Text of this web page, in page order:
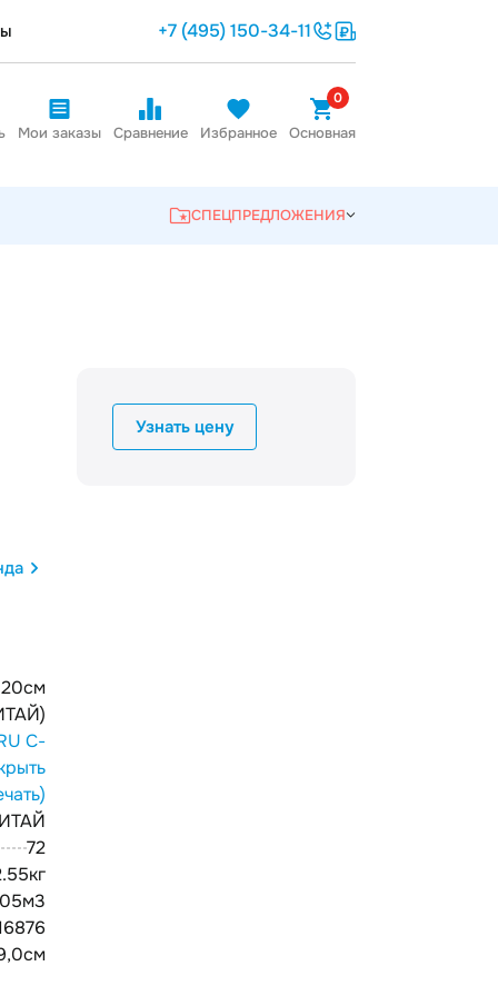
+7 (495) 150-34-11
Мои заказы Сравнение Избранное
0
Основная
СПЕЦПРЕДЛОЖЕНИЯ
Узнать цену
С-
72